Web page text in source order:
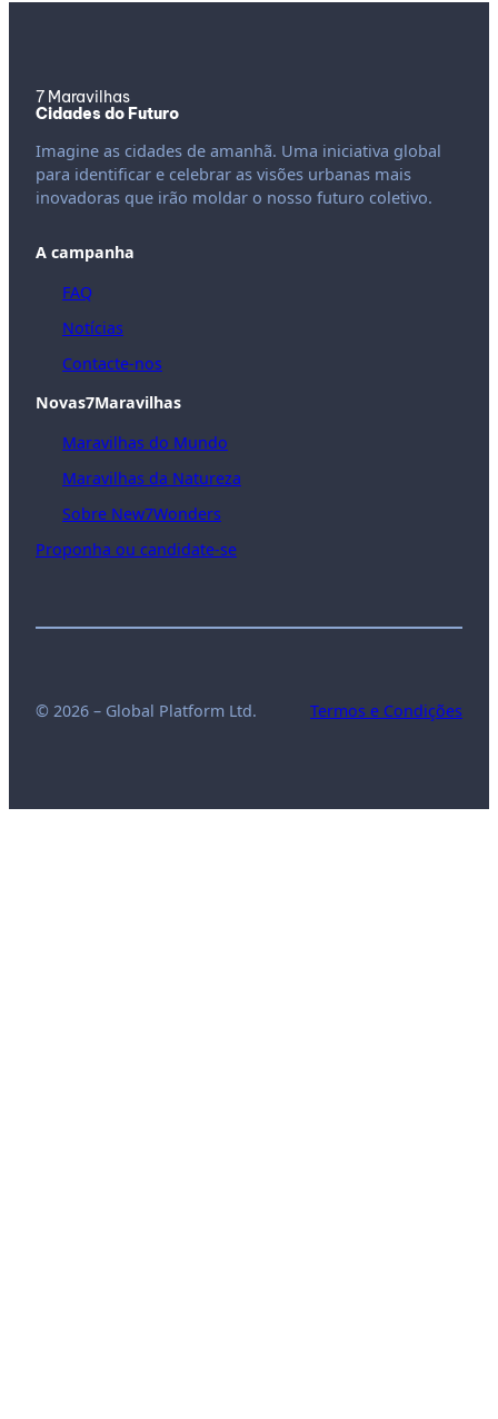
7 Maravilhas
Cidades do Futuro
Imagine as cidades de amanhã. Uma iniciativa global
para identificar e celebrar as visões urbanas mais
inovadoras que irão moldar o nosso futuro coletivo.
A campanha
FAQ
Notícias
Contacte-nos
Novas7Maravilhas
Maravilhas do Mundo
Maravilhas da Natureza
Sobre New7Wonders
Proponha ou candidate-se
© 2026 – Global Platform Ltd. Termos e Condições